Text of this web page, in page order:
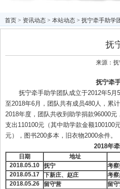
首页 > 资讯动态 > 本站动态 > 抚宁牵手助学
抚
来源：
抚宁牵手助学
抚宁牵手助学团队成立于2012年5月5
至2018年6月，团队共有成员480人，累
2018年度，团队共收到助学捐款96000
支出110100元（其中助学款金额100100
元），图书200多本，旧衣物2000余件。
2018年
日期 地址
2018.05.10
抚宁 考
2018.05.17
下新庄、赵庄 考
2018.05.26
留守营
留